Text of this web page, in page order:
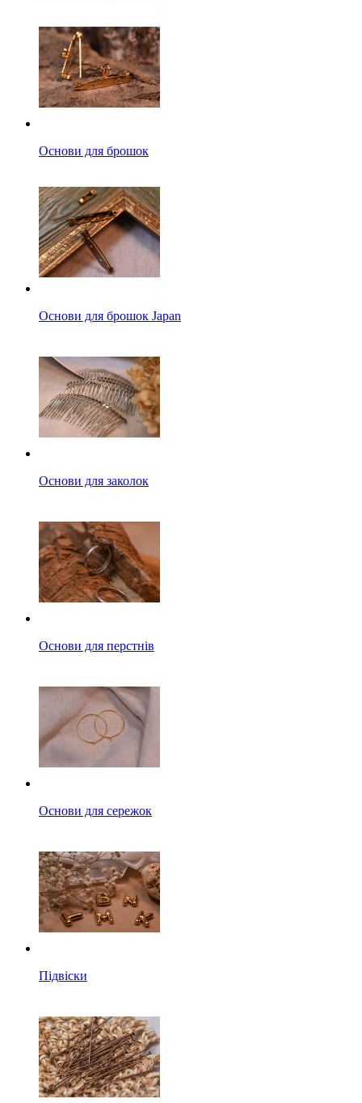
Основи для брошок
Основи для брошок Japan
Основи для заколок
Основи для перстнів
Основи для сережок
Підвіски